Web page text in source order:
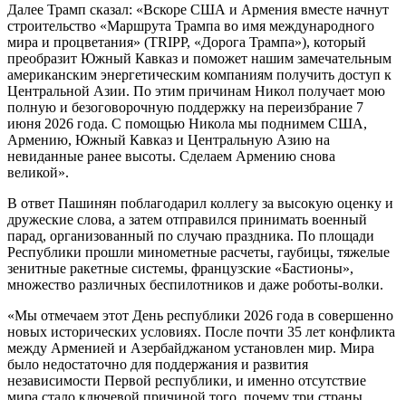
Далее Трамп сказал: «Вскоре США и Армения вместе начнут
строительство «Маршрута Трампа во имя международного
мира и процветания» (TRIPP, «Дорога Трампа»), который
преобразит Южный Кавказ и поможет нашим замечательным
американским энергетическим компаниям получить доступ к
Центральной Азии. По этим причинам Никол получает мою
полную и безоговорочную поддержку на переизбрание 7
июня 2026 года. С помощью Никола мы поднимем США,
Армению, Южный Кавказ и Центральную Азию на
невиданные ранее высоты. Сделаем Армению снова
великой».
В ответ Пашинян поблагодарил коллегу за высокую оценку и
дружеские слова, а затем отправился принимать военный
парад, организованный по случаю праздника. По площади
Республики прошли минометные расчеты, гаубицы, тяжелые
зенитные ракетные системы, французские «Бастионы»,
множество различных беспилотников и даже роботы-волки.
«Мы отмечаем этот День республики 2026 года в совершенно
новых исторических условиях. После почти 35 лет конфликта
между Арменией и Азербайджаном установлен мир. Мира
было недостаточно для поддержания и развития
независимости Первой республики, и именно отсутствие
мира стало ключевой причиной того, почему три страны